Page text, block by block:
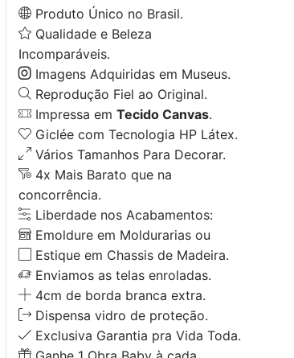
Produto Único no Brasil.
Qualidade e Beleza
Incomparáveis.
Imagens Adquiridas em Museus.
Reprodução Fiel ao Original.
Impressa em Tecido Canvas.
Giclée com Tecnologia HP Látex.
Vários Tamanhos Para Decorar.
4x Mais Barato que na
concorrência.
Liberdade nos Acabamentos:
Emoldure em Moldurarias ou
Estique em Chassis de Madeira.
Enviamos as telas enroladas.
4cm de borda branca extra.
Dispensa vidro de proteção.
Exclusiva Garantia pra Vida Toda.